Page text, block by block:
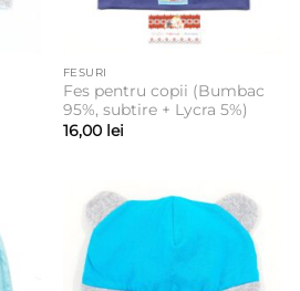
FESURI
Fes pentru copii (Bumbac
95%, subtire + Lycra 5%)
16,00 lei